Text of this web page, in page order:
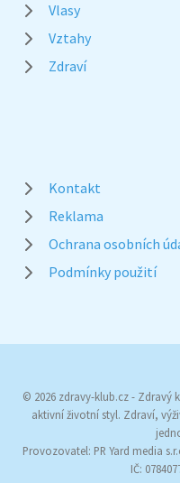
Vlasy
Vztahy
Zdraví
Kontakt
Reklama
Ochrana osobních
Podmínky použití
© 2026 zdravy-klub.cz - Zdravý
aktivní životní styl. Zdraví,
Provozovatel: PR Yard media
IČ: